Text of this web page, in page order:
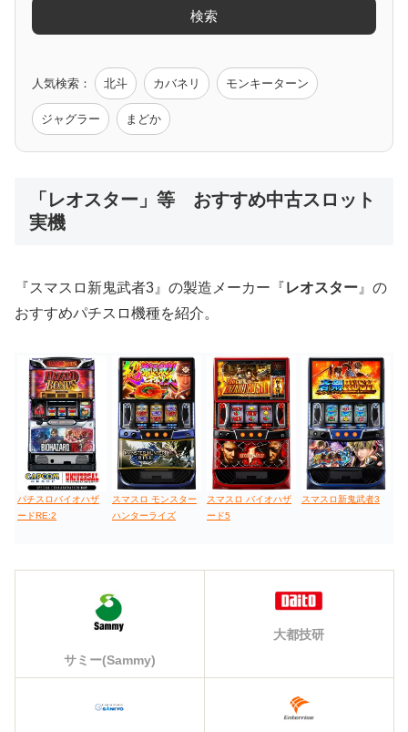
モンハン バイオ ペルソナ
値下げ台
検索
人気検索： 北斗 カバネリ モンキーターン
ジャグラー まどか
「レオスター」等 おすすめ中古スロット
実機
『スマスロ新鬼武者3』の製造メーカー『レオスター 』の
おすすめパチスロ機種を紹介。
パチスロバイオハザ
ードRE:2
スマスロ モンスター
ハンターライズ
スマスロ バイオハザ
ード5
スマスロ新鬼武者3
サミー(Sammy)
大都技研